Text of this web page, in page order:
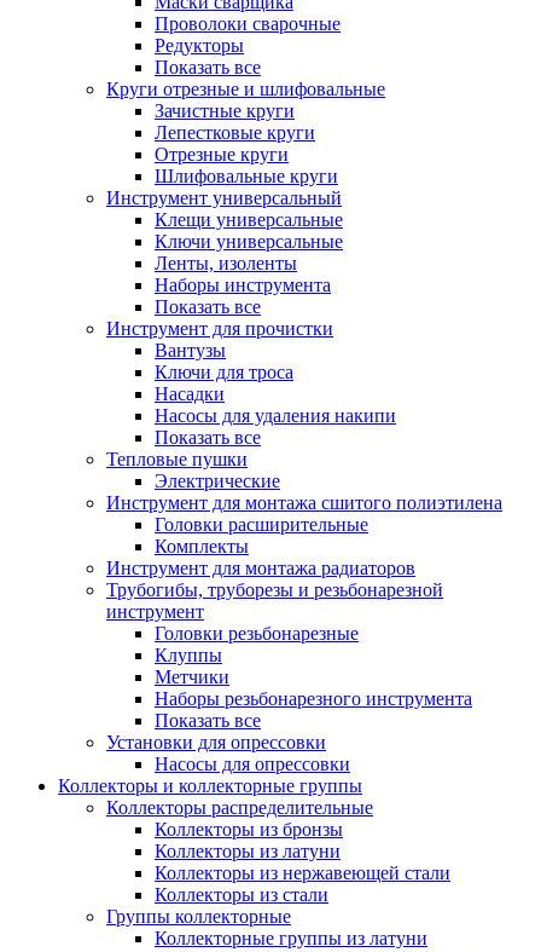
Проволоки сварочные
Редукторы
Показать все
Круги отрезные и шлифовальные
Зачистные круги
Лепестковые круги
Отрезные круги
Шлифовальные круги
Инструмент универсальный
Клещи универсальные
Ключи универсальные
Ленты, изоленты
Наборы инструмента
Показать все
Инструмент для прочистки
Вантузы
Ключи для троса
Насадки
Насосы для удаления накипи
Показать все
Тепловые пушки
Электрические
Инструмент для монтажа сшитого полиэтилена
Головки расширительные
Комплекты
Инструмент для монтажа радиаторов
Трубогибы, труборезы и резьбонарезной
инструмент
Головки резьбонарезные
Клуппы
Метчики
Наборы резьбонарезного инструмента
Показать все
Установки для опрессовки
Насосы для опрессовки
Коллекторы и коллекторные группы
Коллекторы распределительные
Коллекторы из бронзы
Коллекторы из латуни
Коллекторы из нержавеющей стали
Коллекторы из стали
Группы коллекторные
Коллекторные группы из латуни